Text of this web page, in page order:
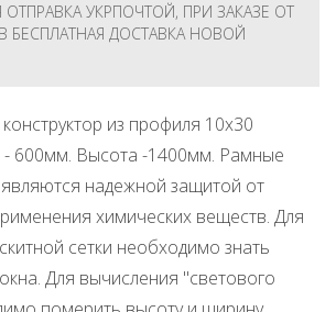
ОТПРАВКА УКРПОЧТОЙ, ПРИ ЗАКАЗЕ ОТ
БЕСПЛАТНАЯ ДОСТАВКА НОВОЙ
из профиля 10х30
600мм. Высота -1400мм. Рамные
надежной защитой от
химических веществ. Для
сетки необходимо знать
Для вычисления "светового